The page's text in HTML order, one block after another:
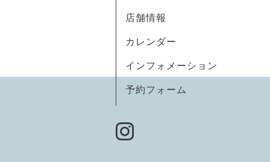
店舗情報
カレンダー
インフォメーション
予約フォーム